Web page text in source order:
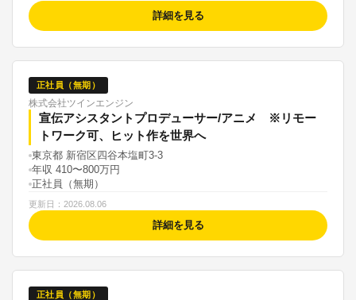
詳細を見る
正社員（無期）
株式会社ツインエンジン
宣伝アシスタントプロデューサー/アニメ ※リモー
トワーク可、ヒット作を世界へ
東京都 新宿区四谷本塩町3-3
年収 410〜800万円
正社員（無期）
更新日：2026.08.06
詳細を見る
正社員（無期）